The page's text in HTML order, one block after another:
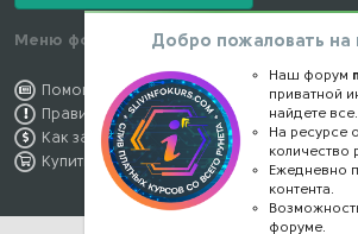
Меню форума
Помощь по форуму
Правила форума
Как заработать
Купить премиум
Наши
Добро пожаловать
Наш форум
приватной
найдете все.
На ресурсе
количество
Ежедневно
контента.
форуме.